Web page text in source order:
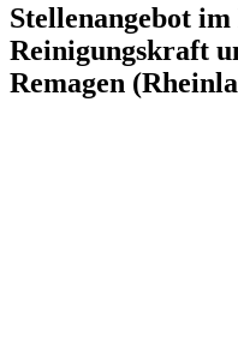
Stellenangebot
Reinigungskraft
Remagen